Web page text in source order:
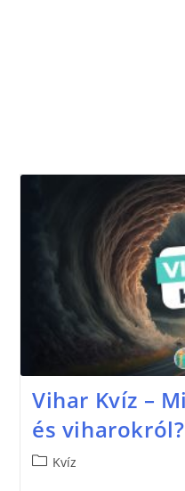
Vihar Kvíz –
és viharokról?
Kvíz